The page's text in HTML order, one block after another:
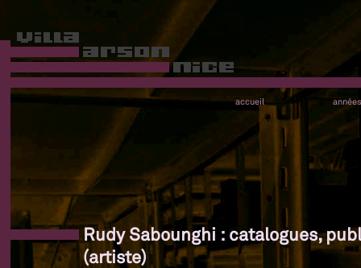
accueil années
Rudy Sabounghi : catalogues,
(artiste)